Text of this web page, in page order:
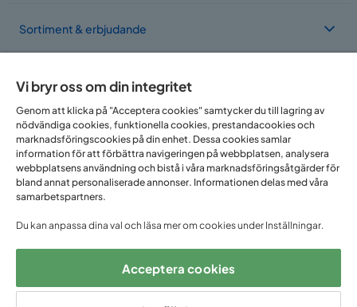
Sortiment & erbjudande
Vi finns i flera länder
Följ oss på:
Vi bryr oss om din integritet
Genom att klicka på "Acceptera cookies" samtycker du till lagring av
nödvändiga cookies, funktionella cookies, prestandacookies och
marknadsföringscookies på din enhet. Dessa cookies samlar
information för att förbättra navigeringen på webbplatsen, analysera
webbplatsens användning och bistå i våra marknadsföringsåtgärder för
bland annat personaliserade annonser. Informationen delas med våra
samarbetspartners.
Du kan anpassa dina val och läsa mer om cookies under Inställningar.
Acceptera cookies